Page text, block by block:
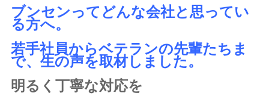
ブンセンってどんな会社と思ってい
る方へ。
若手社員からベテランの先輩たちま
で、生の声を取材しました。
明るく丁寧な対応を